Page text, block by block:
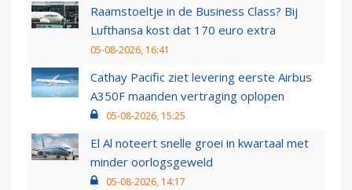
Raamstoeltje in de Business Class? Bij
Lufthansa kost dat 170 euro extra
05-08-2026, 16:41
Cathay Pacific ziet levering eerste Airbus
A350F maanden vertraging oplopen
05-08-2026, 15:25
El Al noteert snelle groei in kwartaal met
minder oorlogsgeweld
05-08-2026, 14:17